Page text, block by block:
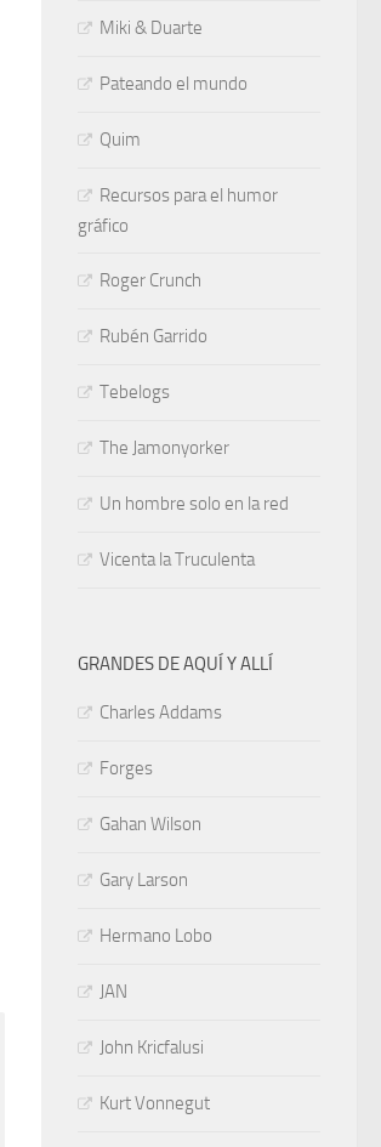
Miki & Duarte
Pateando el mundo
Quim
Recursos para el humor
gráfico
Roger Crunch
Rubén Garrido
Tebelogs
The Jamonyorker
Un hombre solo en la red
Vicenta la Truculenta
GRANDES DE AQUÍ Y ALLÍ
Charles Addams
Forges
Gahan Wilson
Gary Larson
Hermano Lobo
JAN
John Kricfalusi
Kurt Vonnegut